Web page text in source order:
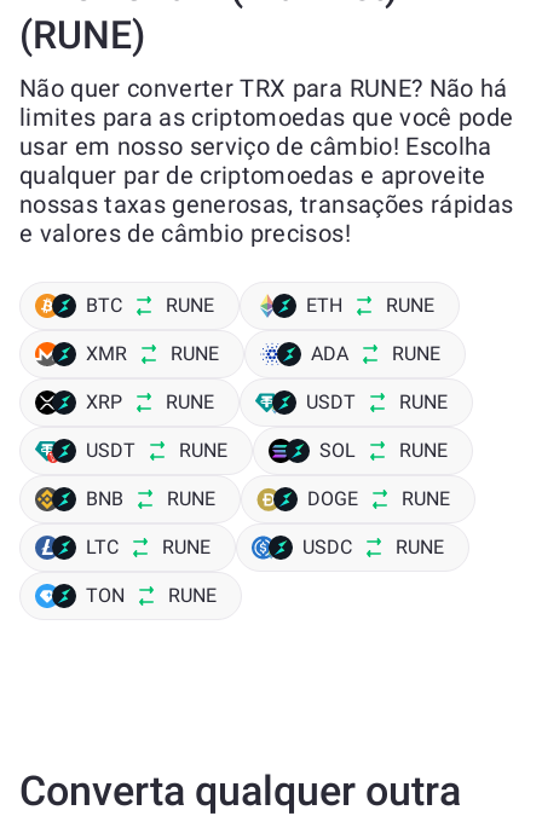
(RUNE)
Não quer converter TRX para RUNE? Não há
limites para as criptomoedas que você pode
usar em nosso serviço de câmbio! Escolha
qualquer par de criptomoedas e aproveite
nossas taxas generosas, transações rápidas
e valores de câmbio precisos!
BTC RUNE ETH RUNE
XMR RUNE ADA RUNE
XRP RUNE USDT RUNE
USDT RUNE SOL RUNE
BNB RUNE DOGE RUNE
LTC RUNE USDC RUNE
TON RUNE
Converta qualquer outra